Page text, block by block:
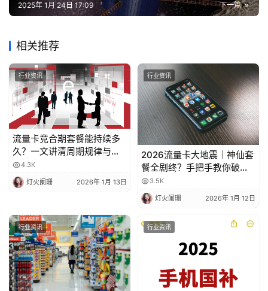
下一篇
2025年 1月 24日 17:09
相关推荐
行业资讯
流量卡竞合期套餐能持续多
久？一文讲清周期规律与选
卡时机
4.3K
灯火阑珊 2026年 1月 13日
行业资讯
2026流量卡大地震｜神仙套
餐全剧终？手把手教你破解
运营商“合谋”内幕！📱💥
3.5K
灯火阑珊 2026年 1月 12日
行业资讯 行业资讯